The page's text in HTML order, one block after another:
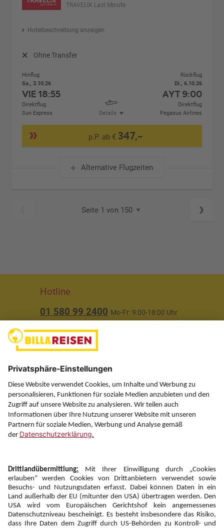
TRAVELIX Last Minute
Hotelbeschreibung anzeigen
Ohne Transfer
Hinflug
Sa., 3.10.26
VIE18:55
Direktflug
Sun Express
Details
Rückflug
Di., 6.10.26
AYT 9:00
Direktflug
Pegasus Airlines
p.P. ab €347,-
Alternative Flugzeiten
Seite 1 von 150
Hotline
01 580 99 2400 Mo-Fr: 9:00-18:00 Uhr
Über uns
Service
Information
Folgen Sie uns auf
Newsletter:
Anmelden